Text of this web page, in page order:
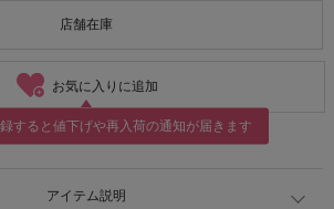
店舗在庫
お気に入りに追加
すると値下げや再入荷の通知が届きます
アイテム説明